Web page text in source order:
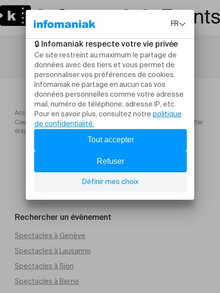
Accueil
Cours locaux à usages médicaux 28 octobre 2026 Salle G0103 (1er
étage)
Rechercher un évènement
Spectacles à Genève
Spectacles à Lausanne
Spectacles à Sion
Spectacles à Berne